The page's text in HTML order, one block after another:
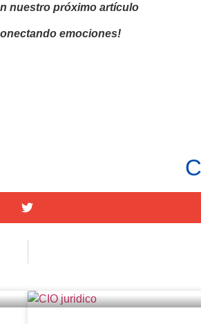
nuestro próximo artículo
emociones!